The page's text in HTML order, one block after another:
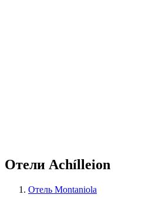
Отели Achílleion
Отель Montaniola